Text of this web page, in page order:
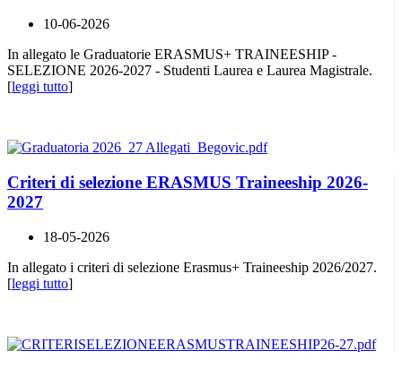
10-06-2026
In allegato le Graduatorie ERASMUS+ TRAINEESHIP -
SELEZIONE 2026-2027 - Studenti Laurea e Laurea Magistrale.
[leggi tutto]
Criteri di selezione ERASMUS Traineeship 2026-
2027
18-05-2026
In allegato i criteri di selezione Erasmus+ Traineeship 2026/2027.
[leggi tutto]